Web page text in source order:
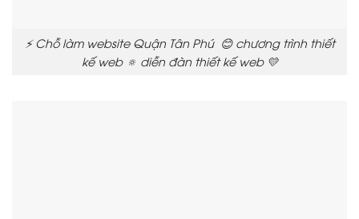
⚡ Chỗ làm website Quận Tân Phú 😊 chương trình thiết
kế web 🔅 diễn đàn thiết kế web 💛